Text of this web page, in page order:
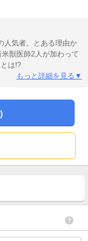
人気者。とある理由か
獣医師2人が加わって
は!?
もっと詳細を見る▼